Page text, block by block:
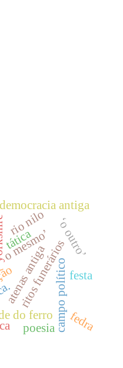
ritos funerários
do ferro
o mesmo’ ‘o outro’
campo político
atenas antiga
democracia antiga
tática
rio nilo
festa
fedra
poesia